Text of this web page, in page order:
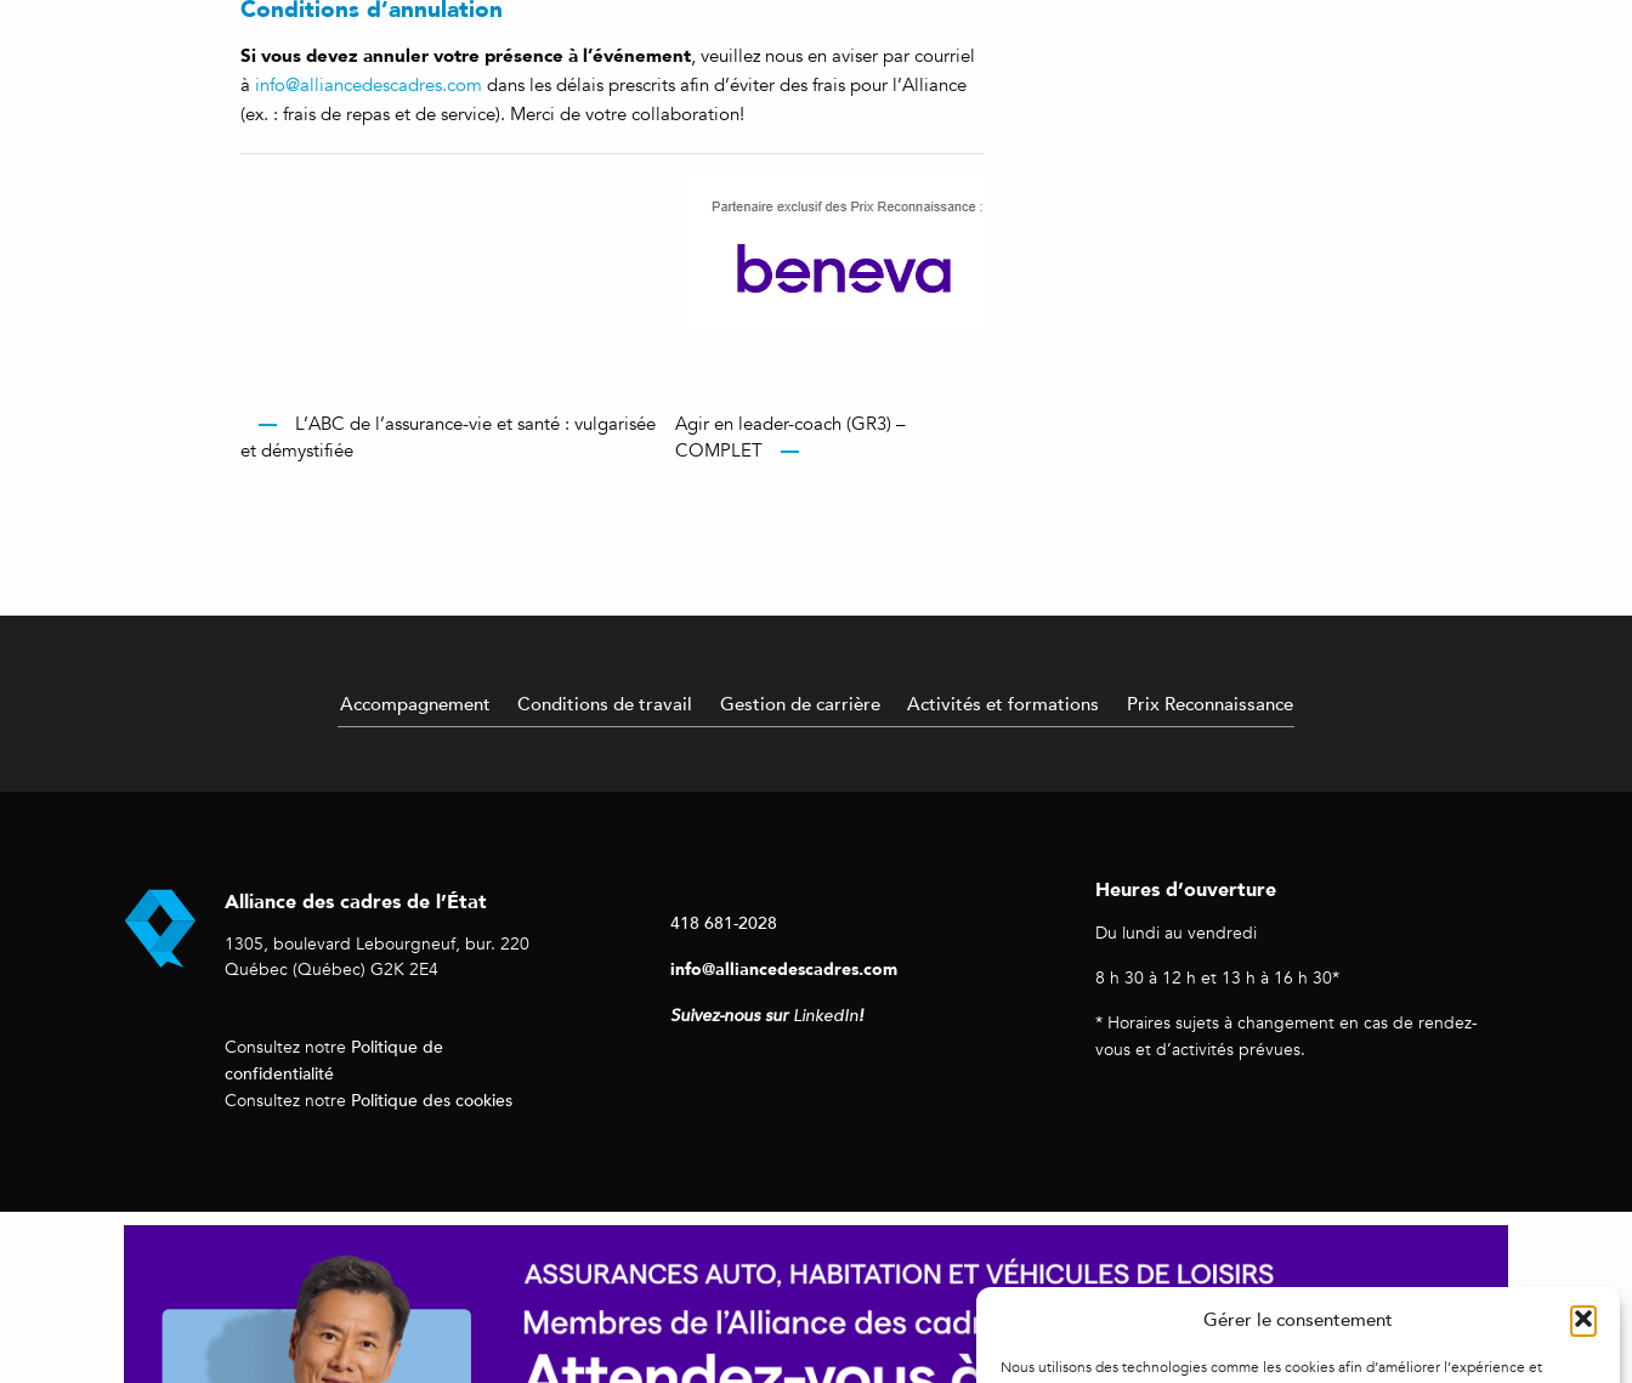
Gérer le consentement
Nous utilisons des technologies comme les cookies afin d’améliorer l’expérience et
Conditions d’annulation
Si vous devez annuler votre présence à l’événement, veuillez nous en aviser par courriel
à info@alliancedescadres.com dans les délais prescrits afin d’éviter des frais pour l’Alliance
(ex. : frais de repas et de service). Merci de votre collaboration!
L’ABC de l’assurance-vie et santé : vulgarisée
et démystifiée
Agir en leader-coach (GR3) –
COMPLET
Accompagnement Conditions de travail Gestion de carrière Activités et formations Prix Reconnaissance
Alliance des cadres de l’État
1305, boulevard Lebourgneuf, bur. 220
Québec (Québec) G2K 2E4
Consultez notre Politique de
confidentialité
Consultez notre Politique des cookies
418 681-2028
info@alliancedescadres.com
Suivez-nous surLinkedIn!
Heures d’ouverture
Du lundi au vendredi
8 h 30 à 12 h et 13 h à 16 h 30*
* Horaires sujets à changement en cas de rendez-
vous et d’activités prévues.